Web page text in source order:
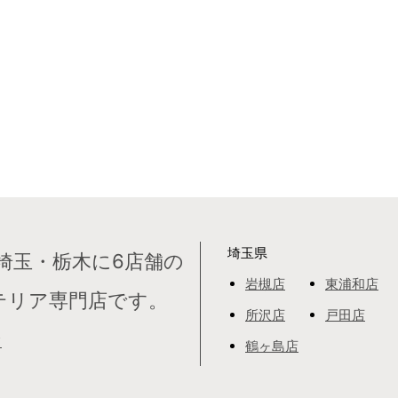
玉・栃木に6店舗の
ア専門店です。
埼玉県
岩槻店
東浦和店
所沢店
戸田店
鶴ヶ島店